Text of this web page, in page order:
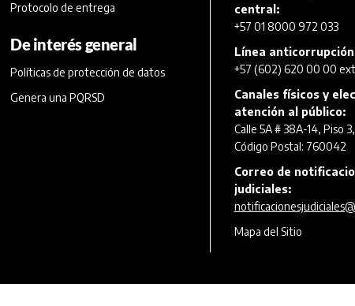
Protocolo de entrega
De interés general
Políticas de protección de datos
Genera una PQRSD
central:
+57 01 8000 972 033
Línea
+57 (602) 620 00 00 ext
Canales físicos y
atención al público:
Calle 5A # 38A-14, Piso
Código Postal: 760042
Correo de
judiciales:
Mapa del Sitio